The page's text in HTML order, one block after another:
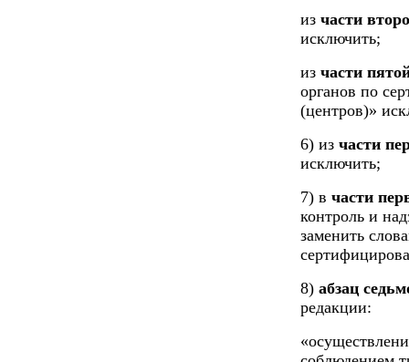
из части
исключить;
из части
органов по
(центров)»
6) из части
исключить;
7) в части
контроль и
заменить
8) абзац
редакции: